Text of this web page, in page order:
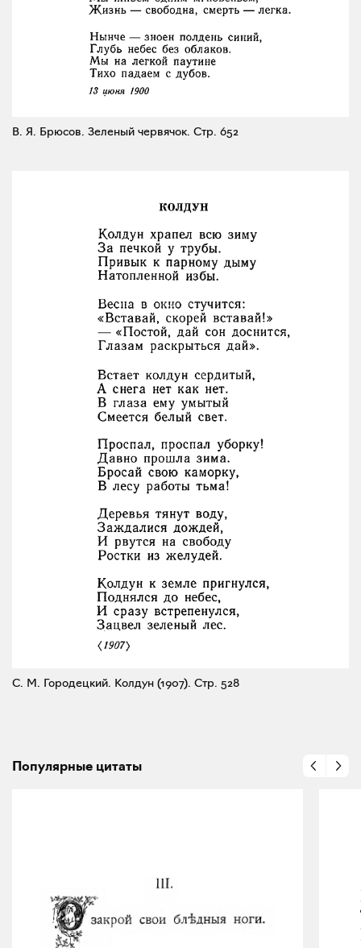
В. Я. Брюсов. Зеленый червячок. Стр. 652
С. М. Городецкий. Колдун (1907). Стр. 528
Популярные цитаты